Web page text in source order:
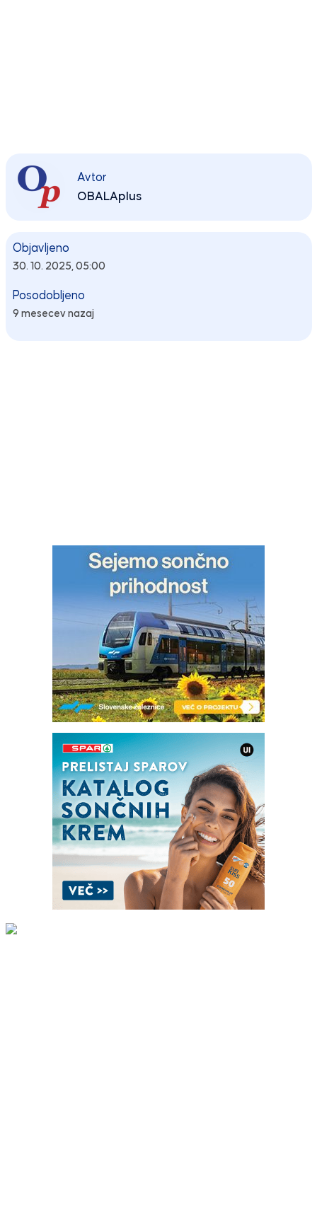
Avtor
OBALAplus
Objavljeno
30. 10. 2025, 05:00
Posodobljeno
9 mesecev nazaj